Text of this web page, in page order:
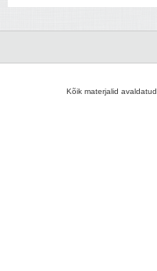
Kõik materjalid